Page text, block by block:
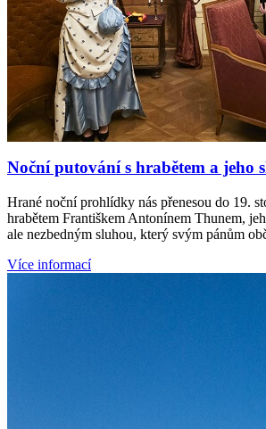
Noční putování s hrabětem a jeho
Hrané noční prohlídky nás přenesou do 19.
hrabětem Františkem Antonínem Thunem,
ale nezbedným sluhou, který svým pánům
Více informací